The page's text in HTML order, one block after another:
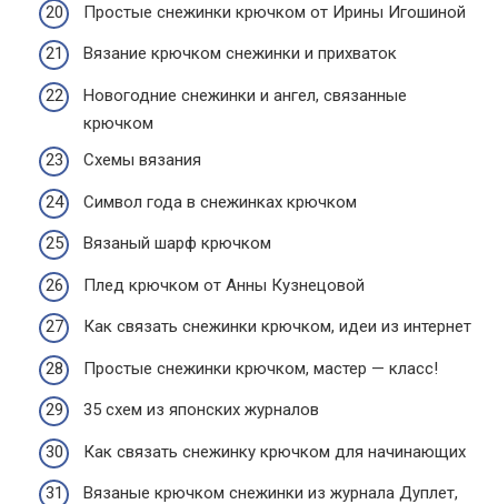
Простые снежинки крючком от Ирины Игошиной
Вязание крючком снежинки и прихваток
Новогодние снежинки и ангел, связанные
крючком
Схемы вязания
Символ года в снежинках крючком
Вязаный шарф крючком
Плед крючком от Анны Кузнецовой
Как связать снежинки крючком, идеи из интернет
Простые снежинки крючком, мастер — класс!
35 схем из японских журналов
Как связать снежинку крючком для начинающих
Вязаные крючком снежинки из журнала Дуплет,